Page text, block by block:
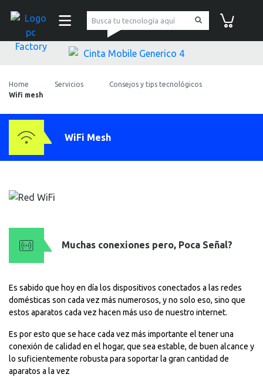
pc Factory
Home Servicios
Consejos y tips tecnológicos
Wifi mesh
WiFi Mesh
Muchas conexiones pero, Poca Señal?
Es sabido que hoy en día los dispositivos conectados a las redes
domésticas son cada vez más numerosos, y no solo eso, sino que
estos aparatos cada vez hacen más uso de nuestro internet.
Es por esto que se hace cada vez más importante el tener una
conexión de calidad en el hogar, que sea estable, de buen alcance y
lo suficientemente robusta para soportar la gran cantidad de
aparatos a la vez